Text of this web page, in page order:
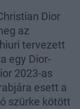
Dior
az
tervezett
egy Dior-
2023-as
esett a
szürke kötött